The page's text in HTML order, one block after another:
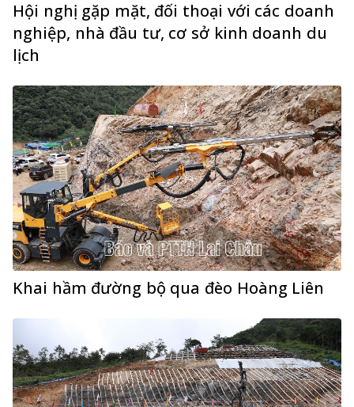
Hội nghị gặp mặt, đối thoại với các doanh
nghiệp, nhà đầu tư, cơ sở kinh doanh du
lịch
Khai hầm đường bộ qua đèo Hoàng Liên